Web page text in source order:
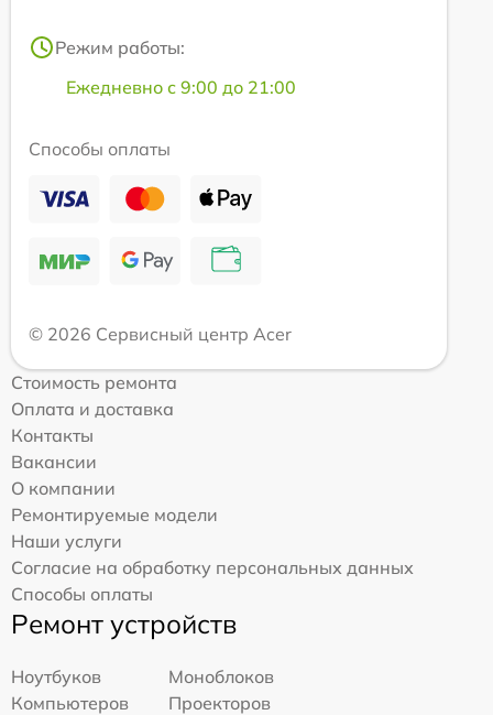
Режим работы:
Ежедневно с 9:00 до 21:00
Способы оплаты
© 2026 Сервисный центр Acer
Стоимость ремонта
Оплата и доставка
Контакты
Вакансии
О компании
Ремонтируемые модели
Наши услуги
Согласие на обработку персональных данных
Способы оплаты
Ремонт устройств
Ноутбуков
Моноблоков
Компьютеров
Проекторов